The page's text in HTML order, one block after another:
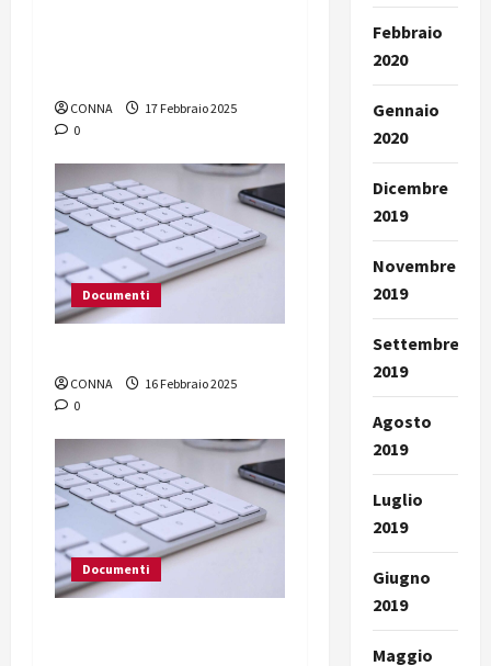
CONNA
17 Febbraio 2025
0
Documenti
CONNA
16 Febbraio 2025
0
Documenti
Febbraio
2020
Gennaio
2020
Dicembre
2019
Novembre
2019
Settembre
2019
Agosto
2019
Luglio
2019
Giugno
2019
Maggio